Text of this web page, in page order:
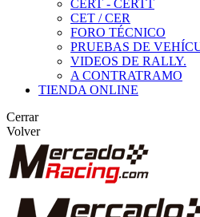
CERT - CERTT
CET / CER
FORO TÉCNICO
PRUEBAS DE
VIDEOS DE RALLY.
A CONTRATRAMO
TIENDA ONLINE
Cerrar
Volver